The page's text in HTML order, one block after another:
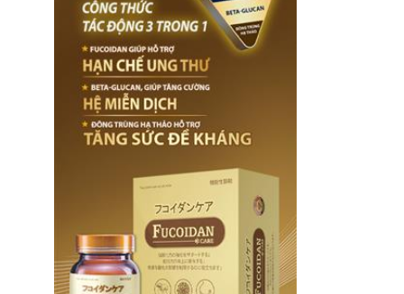
phù hợp.
chất dinh dưỡng
thành năng lượng và
các hợp chất cần thiết
cho sự sống. Gan
còn được xem như
một “nhà máy xử lý
hóa chất” của cơ thể,
giúp thải độc tố và
tổng hợp các chất
mật, glycogen và
protein huyết tương.